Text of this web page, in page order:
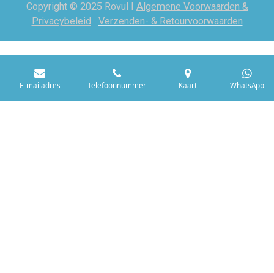
Copyright © 2025 Rovul I Algemene Voorwaarden &
Privacybeleid
Verzenden- & Retourvoorwaarden
E-mailadres Telefoonnummer Kaart WhatsApp